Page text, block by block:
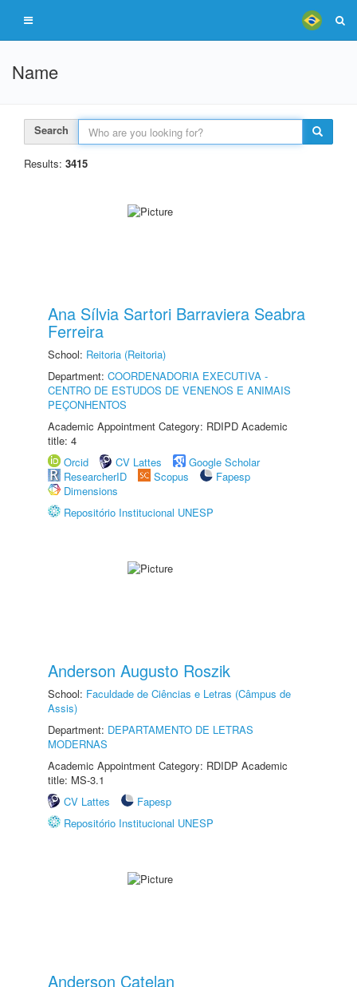
Name
Search
Results: 3415
Ana Sílvia Sartori Barraviera Seabra
Ferreira
School: Reitoria (Reitoria)
Department: COORDENADORIA EXECUTIVA -
CENTRO DE ESTUDOS DE VENENOS E ANIMAIS
PEÇONHENTOS
Academic Appointment Category: RDIPD Academic
title: 4
Orcid
CV Lattes
Google Scholar
ResearcherID
Scopus
Fapesp
Dimensions
Repositório Institucional UNESP
Anderson Augusto Roszik
School: Faculdade de Ciências e Letras (Câmpus de
Assis)
Department: DEPARTAMENTO DE LETRAS
MODERNAS
Academic Appointment Category: RDIDP Academic
title: MS-3.1
CV Lattes
Fapesp
Repositório Institucional UNESP
Anderson Catelan